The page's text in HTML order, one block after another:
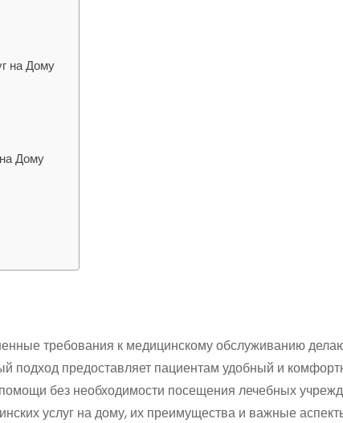
на Дому
Дому
требования к медицинскому обслуживанию
подход предоставляет пациентам удобный и
без необходимости посещения лечебных
услуг на дому, их преимущества и важные